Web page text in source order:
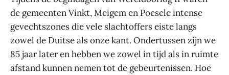
de gemeenten Vinkt, Meigem en Poesele intense
gevechtszones die vele slachtoffers eiste langs
zowel de Duitse als onze kant. Ondertussen zijn we
85 jaar later en hebben we zowel in tijd als in ruimte
afstand kunnen nemen tot de gebeurtenissen. Hoe